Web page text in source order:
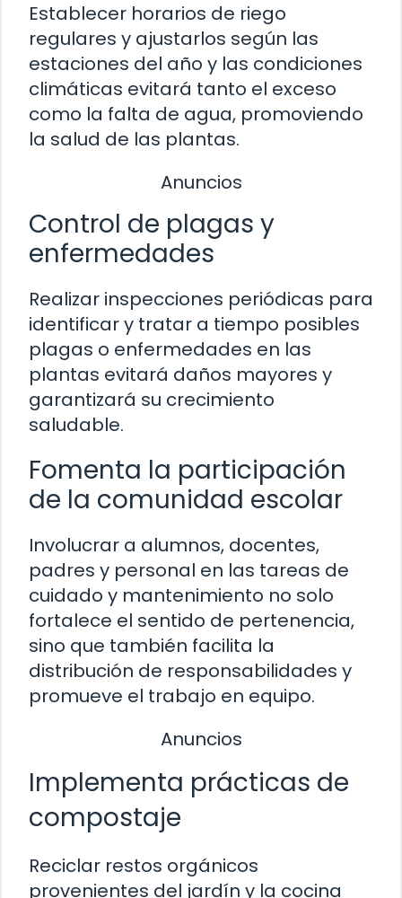
Establecer horarios de riego
regulares y ajustarlos según las
estaciones del año y las condiciones
climáticas evitará tanto el exceso
como la falta de agua, promoviendo
la salud de las plantas.
Anuncios
Control de plagas y
enfermedades
Realizar inspecciones periódicas para
identificar y tratar a tiempo posibles
plagas o enfermedades en las
plantas evitará daños mayores y
garantizará su crecimiento
saludable.
Fomenta la participación
de la comunidad escolar
Involucrar a alumnos, docentes,
padres y personal en las tareas de
cuidado y mantenimiento no solo
fortalece el sentido de pertenencia,
sino que también facilita la
distribución de responsabilidades y
promueve el trabajo en equipo.
Anuncios
Implementa prácticas de
compostaje
Reciclar restos orgánicos
provenientes del jardín y la cocina